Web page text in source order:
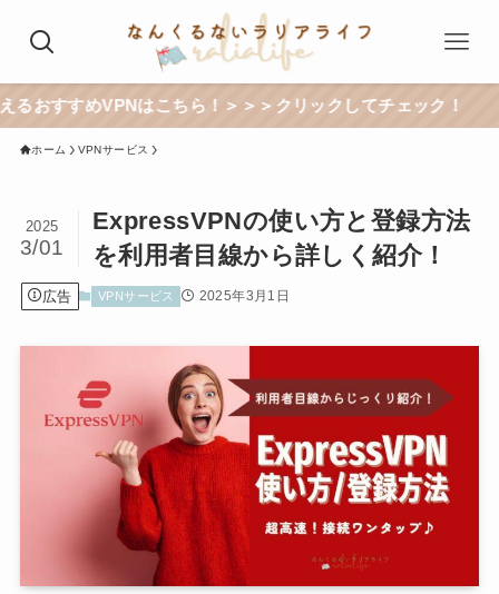
はこちら！＞＞＞クリックしてチェック！
ホーム VPNサービス
ExpressVPNの使い方と登録方法
を利用者目線から詳しく紹介！
2025
3/01
広告 VPNサービス 2025年3月1日